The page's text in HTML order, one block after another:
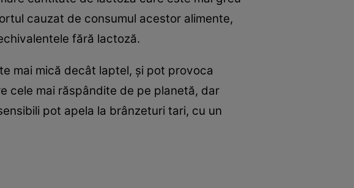
cauzat de consumul acestor alimente,
fără lactoză.
mai mică decât laptel, şi pot provoca
cele mai răspândite de pe planetă, dar
pot apela la brânzeturi tari, cu un